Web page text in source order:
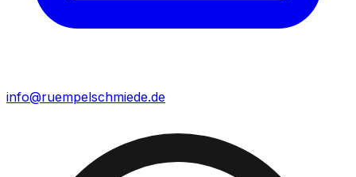
info@ruempelschmiede.de